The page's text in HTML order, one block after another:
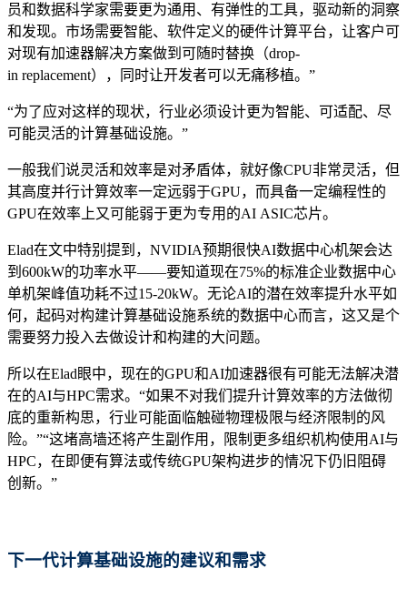
员和数据科学家需要更为通用、有弹性的工具，驱动新的洞察
和发现。市场需要智能、软件定义的硬件计算平台，让客户可
对现有加速器解决方案做到可随时替换（drop-
in replacement），同时让开发者可以无痛移植。”
“为了应对这样的现状，行业必须设计更为智能、可适配、尽
可能灵活的计算基础设施。”
一般我们说灵活和效率是对矛盾体，就好像CPU非常灵活，但
其高度并行计算效率一定远弱于GPU，而具备一定编程性的
GPU在效率上又可能弱于更为专用的AI ASIC芯片。
Elad在文中特别提到，NVIDIA预期很快AI数据中心机架会达
到600kW的功率水平——要知道现在75%的标准企业数据中心
单机架峰值功耗不过15-20kW。无论AI的潜在效率提升水平如
何，起码对构建计算基础设施系统的数据中心而言，这又是个
需要努力投入去做设计和构建的大问题。
所以在Elad眼中，现在的GPU和AI加速器很有可能无法解决潜
在的AI与HPC需求。“如果不对我们提升计算效率的方法做彻
底的重新构思，行业可能面临触碰物理极限与经济限制的风
险。”“这堵高墙还将产生副作用，限制更多组织机构使用AI与
HPC，在即便有算法或传统GPU架构进步的情况下仍旧阻碍
创新。”
下一代计算基础设施的建议和需求